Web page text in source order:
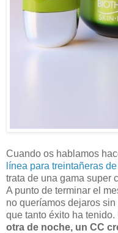
Cuando os hablamos
línea para treintañeras
trata de una gama super
A punto de terminar el
no queríamos dejaros
que tanto éxito ha tenido.
otra de noche, un CC